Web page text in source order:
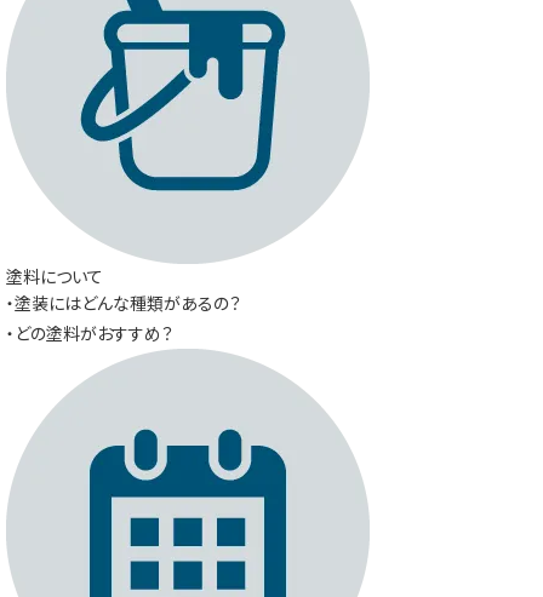
塗料について
・塗装にはどんな種類があるの？
・どの塗料がおすすめ？